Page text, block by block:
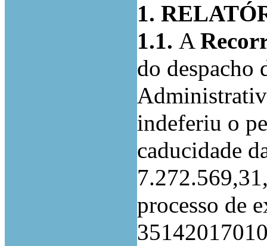
1.
1.1. A
do despacho
indeferiu o
caducidade
processo de